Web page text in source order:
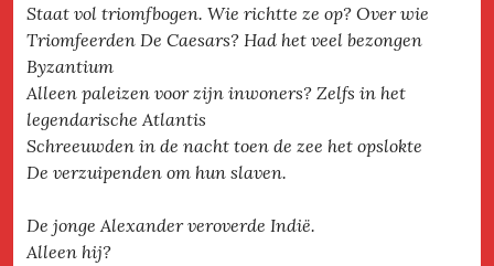
Staat vol triomfbogen. Wie richtte ze op? Over wie
Triomfeerden De Caesars? Had het veel bezongen
Byzantium
Alleen paleizen voor zijn inwoners? Zelfs in het
legendarische Atlantis
Schreeuwden in de nacht toen de zee het opslokte
De verzuipenden om hun slaven.
De jonge Alexander veroverde Indië.
Alleen hij?